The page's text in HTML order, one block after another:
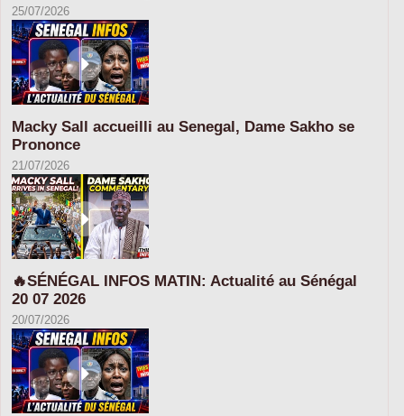
25/07/2026
Macky Sall accueilli au Senegal, Dame Sakho se
Prononce
21/07/2026
🔥SÉNÉGAL INFOS MATIN: Actualité au Sénégal
20 07 2026
20/07/2026